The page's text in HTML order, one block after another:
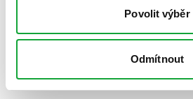
Povolit výběr
Odmítnout